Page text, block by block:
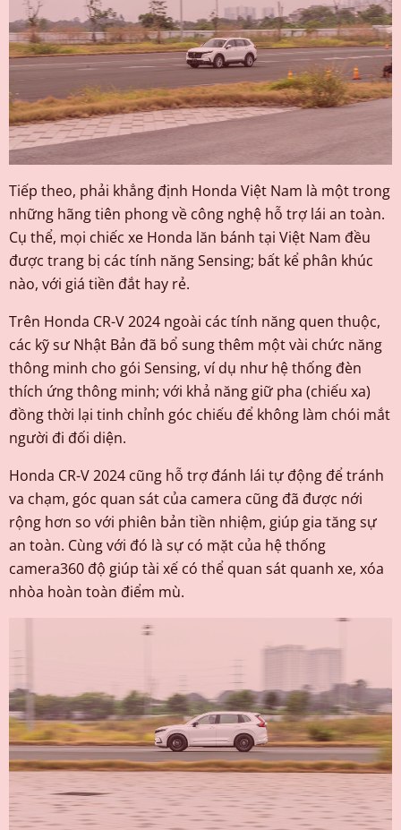
Tiếp theo, phải khẳng định Honda Việt Nam là một trong
những hãng tiên phong về công nghệ hỗ trợ lái an toàn.
Cụ thể, mọi chiếc xe Honda lăn bánh tại Việt Nam đều
được trang bị các tính năng Sensing; bất kể phân khúc
nào, với giá tiền đắt hay rẻ.
Trên Honda CR-V 2024 ngoài các tính năng quen thuộc,
các kỹ sư Nhật Bản đã bổ sung thêm một vài chức năng
thông minh cho gói Sensing, ví dụ như hệ thống đèn
thích ứng thông minh; với khả năng giữ pha (chiếu xa)
đồng thời lại tinh chỉnh góc chiếu để không làm chói mắt
người đi đối diện.
Honda CR-V 2024 cũng hỗ trợ đánh lái tự động để tránh
va chạm, góc quan sát của camera cũng đã được nới
rộng hơn so với phiên bản tiền nhiệm, giúp gia tăng sự
an toàn. Cùng với đó là sự có mặt của hệ thống
camera360 độ giúp tài xế có thể quan sát quanh xe, xóa
nhòa hoàn toàn điểm mù.